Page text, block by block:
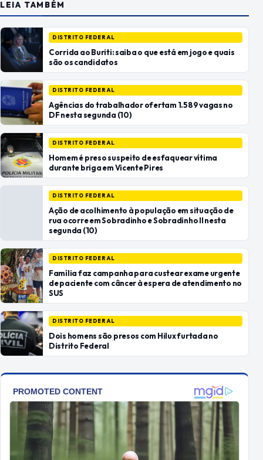
LEIA TAMBÉM
DISTRITO FEDERAL
Corrida ao Buriti: saiba o que está em jogo e quais
são os candidatos
DISTRITO FEDERAL
Agências do trabalhador ofertam 1.589 vagas no
DF nesta segunda (10)
DISTRITO FEDERAL
Homem é preso suspeito de esfaquear vítima
durante briga em Vicente Pires
DISTRITO FEDERAL
Ação de acolhimento à população em situação de
rua ocorre em Sobradinho e Sobradinho II nesta
segunda (10)
DISTRITO FEDERAL
Família faz campanha para custear exame urgente
de paciente com câncer à espera de atendimento no
SUS
DISTRITO FEDERAL
Dois homens são presos com Hilux furtada no
Distrito Federal